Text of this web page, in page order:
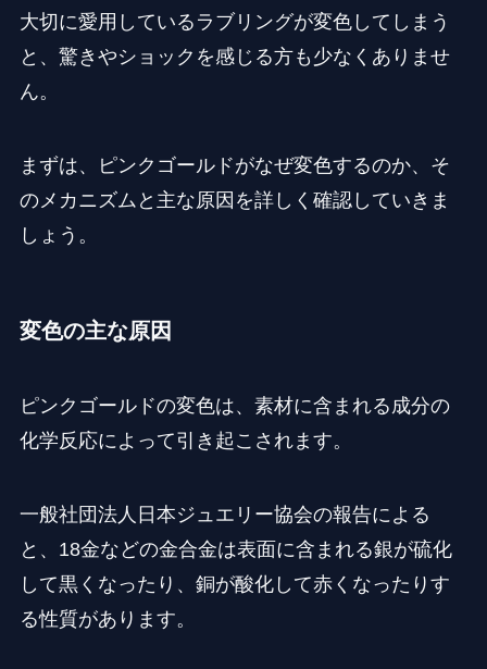
大切に愛用しているラブリングが変色してしまう
と、驚きやショックを感じる方も少なくありませ
ん。
まずは、ピンクゴールドがなぜ変色するのか、そ
のメカニズムと主な原因を詳しく確認していきま
しょう。
変色の主な原因
ピンクゴールドの変色は、素材に含まれる成分の
化学反応によって引き起こされます。
一般社団法人日本ジュエリー協会の報告による
と、18金などの金合金は表面に含まれる銀が硫化
して黒くなったり、銅が酸化して赤くなったりす
る性質があります。